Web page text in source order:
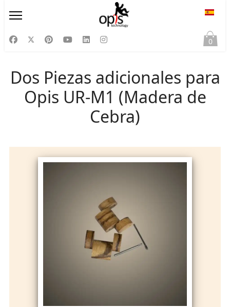
0
Dos Piezas adicionales para
Opis UR-M1 (Madera de
Cebra)